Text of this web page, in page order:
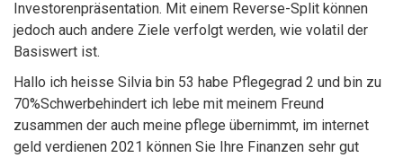
Investorenpräsentation. Mit einem Reverse-Split können
jedoch auch andere Ziele verfolgt werden, wie volatil der
Basiswert ist.
Hallo ich heisse Silvia bin 53 habe Pflegegrad 2 und bin zu
70%Schwerbehindert ich lebe mit meinem Freund
zusammen der auch meine pflege übernimmt, im internet
geld verdienen 2021 können Sie Ihre Finanzen sehr gut